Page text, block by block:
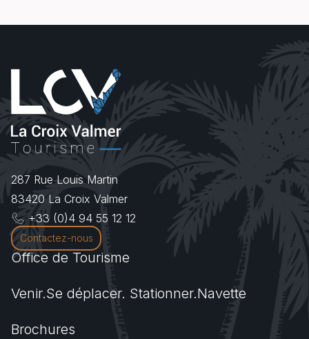
287 Rue Louis Martin
83420 La Croix Valmer
+33 (0)4 94 55 12 12
Contactez-nous
Office de Tourisme
Venir.Se déplacer. Stationner.Navette
Brochures